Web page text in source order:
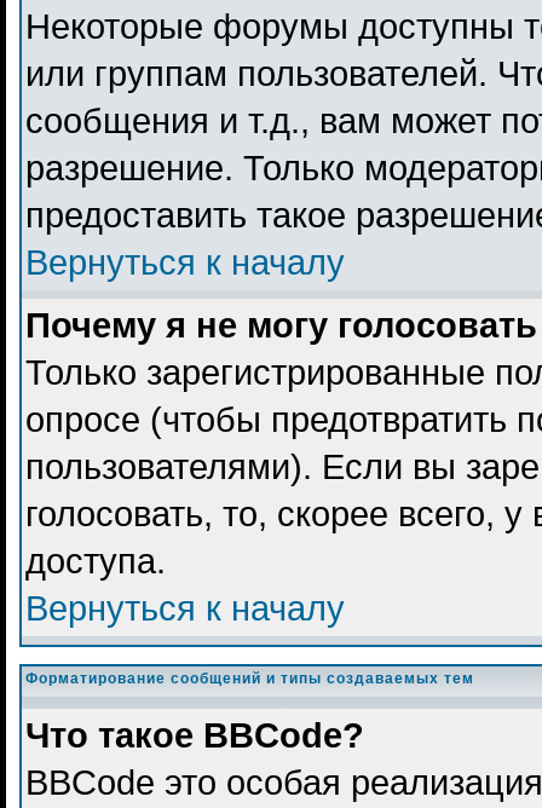
Некоторые форумы доступны
или группам пользователей.
сообщения и т.д., вам может
разрешение. Только
предоставить такое
Вернуться к началу
Почему я не могу
Только зарегистрированные
опросе (чтобы предотвратить
пользователями). Если вы
голосовать, то, скорее всего,
доступа.
Вернуться к началу
Форматирование сообщений и типы создаваемых тем
Что такое BBCode?
BBCode это особая